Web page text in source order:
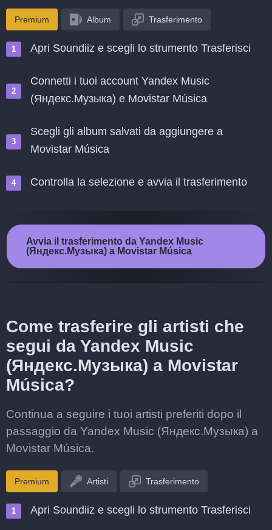
Premium Album Trasferimento
Apri Soundiiz e scegli lo strumento Trasferisci
Connetti i tuoi account Yandex Music
(Яндекс.Музыка) e Movistar Música
Scegli gli album salvati da aggiungere a
Movistar Música
Controlla la selezione e avvia il trasferimento
Avvia il trasferimento da Yandex Music
(Яндекс.Музыка) a Movistar Música
Come trasferire gli artisti che
segui da Yandex Music
(Яндекс.Музыка) a Movistar
Música?
Continua a seguire i tuoi artisti preferiti dopo il
passaggio da Yandex Music (Яндекс.Музыка) a
Movistar Música.
Premium Artisti Trasferimento
Apri Soundiiz e scegli lo strumento Trasferisci